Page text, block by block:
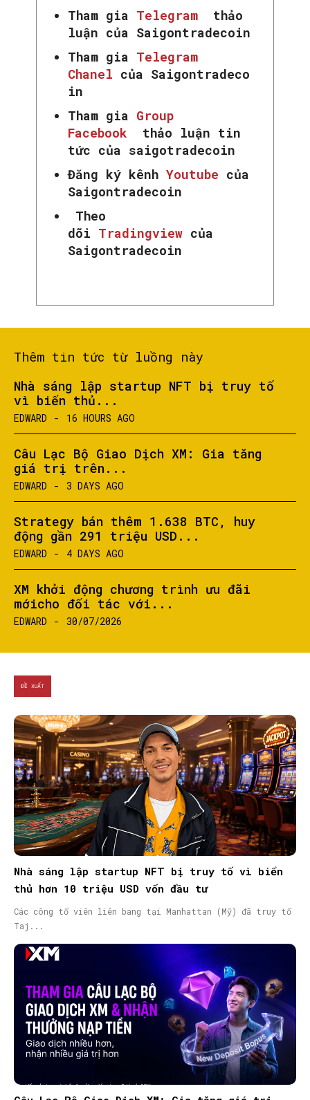
SEARCH...
Tham gia Telegram
thảo
luận của Saigontradecoin
Tham gia Telegram
Chanel của Saigontradeco
in
Tham gia Group
Facebook
thảo luận tin
tức của saigotradecoin
Đăng ký kênh Youtube của
Saigontradecoin
Theo
dõi Tradingview của
Saigontradecoin
Thêm tin tức từ luồng này
Nhà sáng lập startup NFT bị truy tố
vì biển thủ...
EDWARD - 16 HOURS AGO
Câu Lạc Bộ Giao Dịch XM: Gia tăng
giá trị trên...
EDWARD - 3 DAYS AGO
Strategy bán thêm 1.638 BTC, huy
động gần 291 triệu USD...
EDWARD - 4 DAYS AGO
XM khởi động chương trình ưu đãi
mớicho đối tác với...
EDWARD - 30/07/2026
ĐỀ XUẤT
Nhà sáng lập startup NFT bị truy tố vì biển
thủ hơn 10 triệu USD vốn đầu tư
Các công tố viên liên bang tại Manhattan (Mỹ) đã truy tố
Taj...